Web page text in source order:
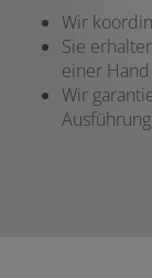
Wir
Sie
einer Hand
Wir
Ausführung